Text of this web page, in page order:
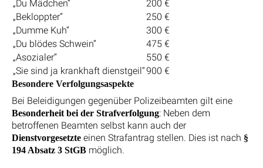
„Du Mädchen“
200 €
„Bekloppter“
250 €
„Dumme Kuh“
300 €
„Du blödes Schwein“
475 €
„Asozialer“
550 €
„Sie sind ja krankhaft dienstgeil“900 €
Besondere Verfolgungsaspekte
Bei Beleidigungen gegenüber Polizeibeamten gilt eine
Besonderheit bei der Strafverfolgung: Neben dem
betroffenen Beamten selbst kann auch der
Dienstvorgesetzte einen Strafantrag stellen. Dies ist nach §
194 Absatz 3 StGB möglich.